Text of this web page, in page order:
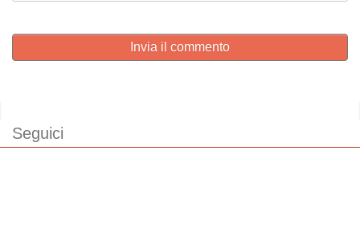
Invia il commento
Seguici